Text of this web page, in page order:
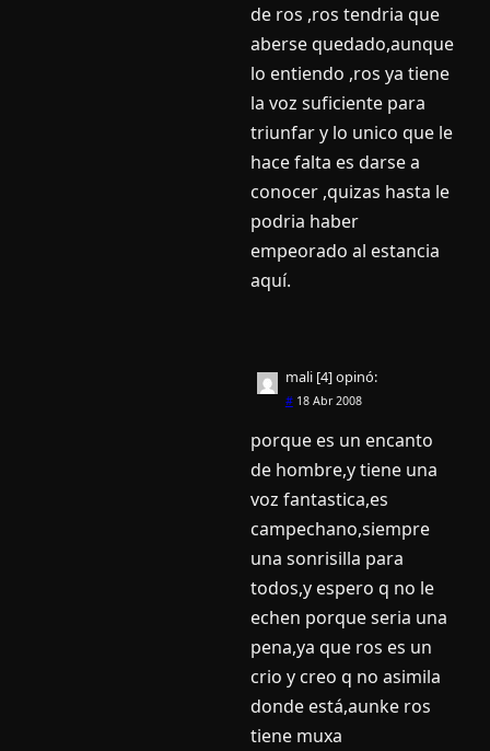
de ros ,ros tendria que
aberse quedado,aunque
lo entiendo ,ros ya tiene
la voz suficiente para
triunfar y lo unico que le
hace falta es darse a
conocer ,quizas hasta le
podria haber
empeorado al estancia
aquí­.
mali [4]opinó:
#18 Abr 2008
porque es un encanto
de hombre,y tiene una
voz fantastica,es
campechano,siempre
una sonrisilla para
todos,y espero q no le
echen porque seria una
pena,ya que ros es un
crio y creo q no asimila
donde está,aunke ros
tiene muxa